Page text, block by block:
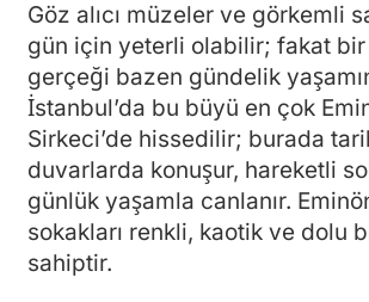
Göz alıcı müzeler ve görkemli
gün için yeterli olabilir; fakat bir
gerçeği bazen gündelik
İstanbul’da bu büyü en çok
Sirkeci’de hissedilir; burada
duvarlarda konuşur, hareketli
günlük yaşamla canlanır.
sokakları renkli, kaotik ve dolu
sahiptir.